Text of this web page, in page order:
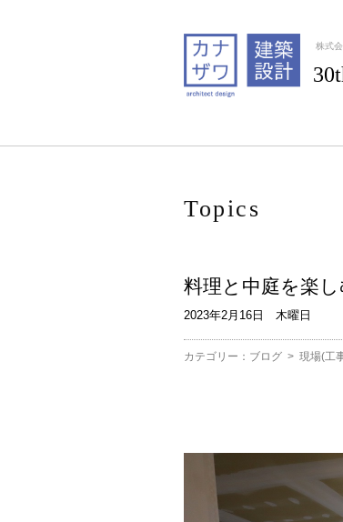
株式
Topics
料理と中庭を楽
2023年2月16日 木曜日
カテゴリー： ブログ > 現場(工